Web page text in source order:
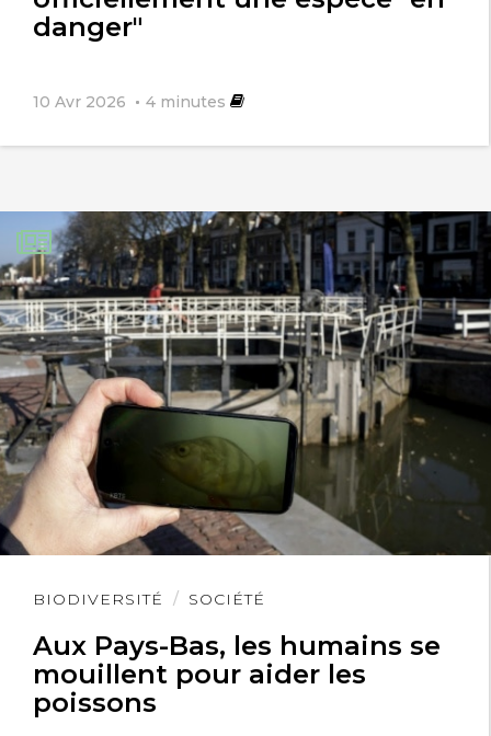
danger"
10 Avr 2026 4 minutes
BIODIVERSITÉ SOCIÉTÉ
Aux Pays-Bas, les humains se
mouillent pour aider les
poissons
Lire